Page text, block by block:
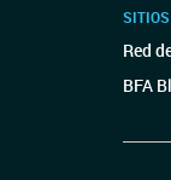
Red
BFA